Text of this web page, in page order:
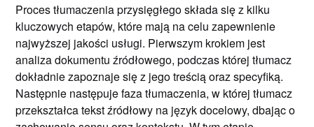
Proces tłumaczenia przysięgłego składa się z kilku
kluczowych etapów, które mają na celu zapewnienie
najwyższej jakości usługi. Pierwszym krokiem jest
analiza dokumentu źródłowego, podczas której tłumacz
dokładnie zapoznaje się z jego treścią oraz specyfiką.
Następnie następuje faza tłumaczenia, w której tłumacz
przekształca tekst źródłowy na język docelowy, dbając o